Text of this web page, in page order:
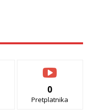
0
Pretplatnika